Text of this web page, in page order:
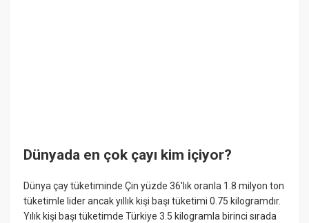
Dünyada en çok çayı kim içiyor?
Dünya çay tüketiminde Çin yüzde 36'lık oranla 1.8 milyon ton
tüketimle lider ancak yıllık kişi başı tüketimi 0.75 kilogramdır.
Yılık kişi başı tüketimde Türkiye 3.5 kilogramla birinci sırada